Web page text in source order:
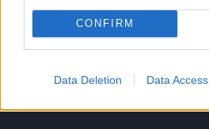
CONFIRM
Data Deletion Data Access
Τηλέφωνο επικοινωνίας:
000
marketing[at]stivostime.gr